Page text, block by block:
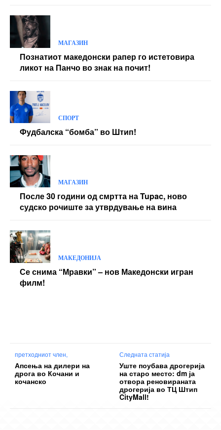
МАГАЗИН
Познатиот македонски рапер го истетовира
ликот на Панчо во знак на почит!
СПОРТ
Фудбалска “бомба” во Штип!
МАГАЗИН
После 30 години од смртта на Tupac, ново
судско рочиште за утврдување на вина
МАКЕДОНИЈА
Се снима “Мравки” – нов Македонски игран
филм!
претходниот член,
Апсења на дилери на
дрога во Кочани и
кочанско
Следната статија
Уште поубава дрогерија
на старо место: dm ја
отвора реновираната
дрогерија во ТЦ Штип
CityMall!